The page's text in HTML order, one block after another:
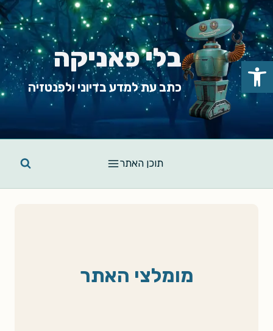
Skip
to
content
בלי פאניקה
כתב עת למדע בדיוני ולפנטזיה
תוכן האתר
מומלצי האתר
פתח סרגל נגישות